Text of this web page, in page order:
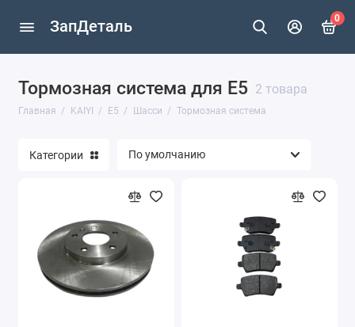
ЗапДеталь 0
Тормозная система для E5 2 товара
Главная KAIYI E5 Шасси Тормозная система
E5
Категории